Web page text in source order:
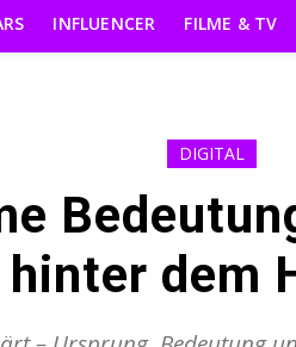
INFLUENCER FILME & TV
DIGITAL
hinter dem